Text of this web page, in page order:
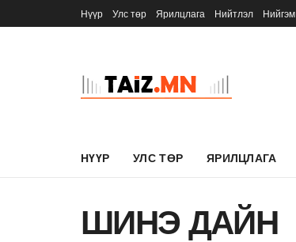
Нүүр Улс төр Ярилцлага Нийтлэл Нийгэм
НҮҮР УЛС ТӨР ЯРИЛЦЛАГА
ШИНЭ ДАЙН